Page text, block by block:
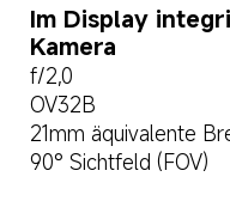
Im Display
Kamera
f/2,0
OV32B
21mm äquivalente
90° Sichtfeld (FOV)